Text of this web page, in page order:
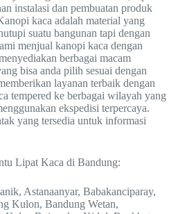
instalasi dan pembuatan produk
kaca adalah material yang
suatu bangunan tapi dengan
menjual kanopi kaca dengan
berbagai macam
bisa anda pilih sesuai dengan
layanan terbaik dengan
tempered ke berbagai wilayah yang
ekspedisi terpercaya.
yang tersedia untuk informasi
Lipat Kaca di Bandung:
Astanaanyar, Babakanciparay,
Kulon, Bandung Wetan,